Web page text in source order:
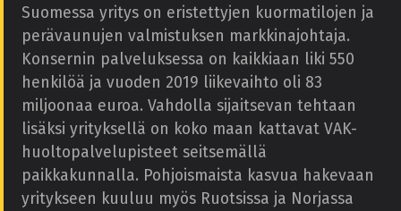
Suomessa yritys on eristettyjen kuormatilojen ja
perävaunujen valmistuksen markkinajohtaja.
Konsernin palveluksessa on kaikkiaan liki 550
henkilöä ja vuoden 2019 liikevaihto oli 83
miljoonaa euroa. Vahdolla sijaitsevan tehtaan
lisäksi yrityksellä on koko maan kattavat VAK-
huoltopalvelupisteet seitsemällä
paikkakunnalla. Pohjoismaista kasvua hakevaan
yritykseen kuuluu myös Ruotsissa ja Norjassa